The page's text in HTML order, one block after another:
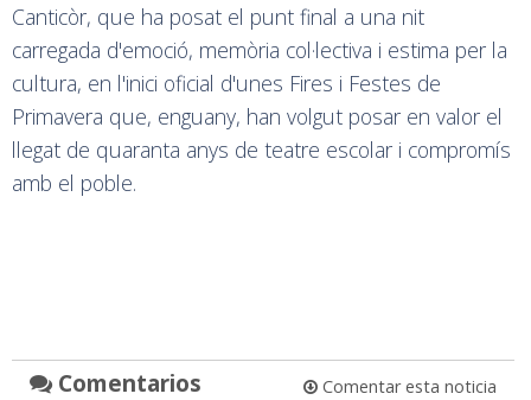
Canticòr, que ha posat el punt final a una nit
carregada d'emoció, memòria col·lectiva i estima per la
cultura, en l'inici oficial d'unes Fires i Festes de
Primavera que, enguany, han volgut posar en valor el
llegat de quaranta anys de teatre escolar i compromís
amb el poble.
Comentarios Comentar esta noticia